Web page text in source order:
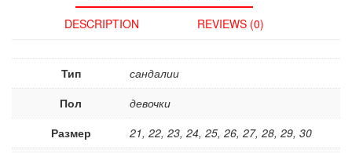
DESCRIPTION REVIEWS (0)
Тип
сандалии
Пол
девочки
Размер
21, 22, 23, 24, 25, 26, 27, 28, 29, 30